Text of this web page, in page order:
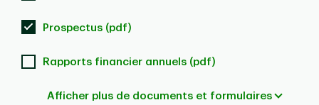
Prospectus (pdf)
Rapports financier annuels (pdf)
Afficher plus de documents et formulaires